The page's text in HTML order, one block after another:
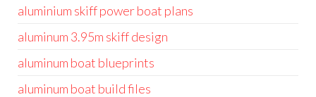
aluminium skiff power boat plans
aluminum 3.95m skiff design
aluminum boat blueprints
aluminum boat build files